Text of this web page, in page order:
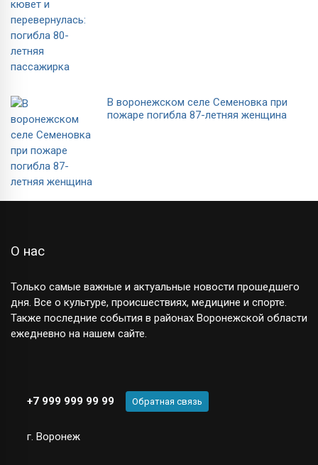
В воронежском селе Семеновка при
пожаре погибла 87-летняя женщина
О нас
Только самые важные и актуальные новости прошедшего
дня. Все о культуре, происшествиях, медицине и спорте.
Также последние события в районах Воронежской области
ежедневно на нашем сайте.
+7 999 999 99 99 Обратная связь
г. Воронеж